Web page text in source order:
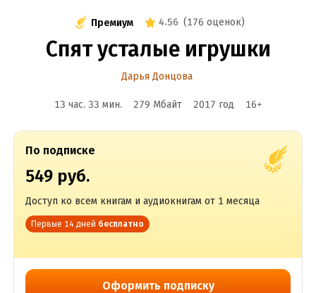
Премиум 4.56 (176 оценок)
Спят усталые игрушки
Дарья Донцова
13 час. 33 мин. 279 Мбайт 2017 год 16+
По подписке
549 руб.
Доступ ко всем книгам и аудиокнигам от 1 месяца
Первые 14 дней бесплатно
Оформить подписку